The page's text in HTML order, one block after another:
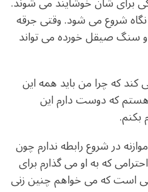
شروع می شود. وقتی جرقه
سنگ صیقل خورده می تواند
که چرا من باید همه این
هستم که دوست دارم این
در شروع رابطه ندارم چون
که به او می گذارم برای
است که می خواهم چنین زنی